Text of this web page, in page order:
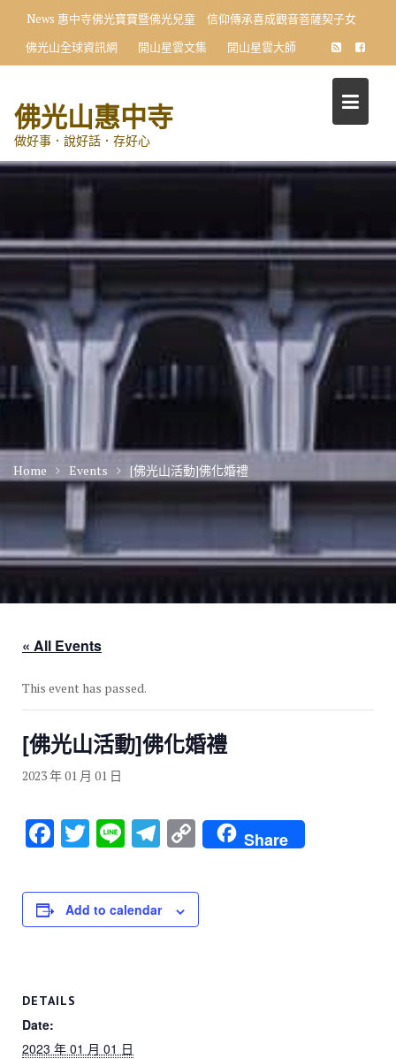
content
News 惠中寺佛光寶寶暨佛光兒童 信仰傳承喜成觀音菩薩契子女
佛光山全球資訊網
開山星雲文集 開山星雲大師
佛光山惠中寺
做好事．說好話．存好心
Home Events [佛光山活動]佛化婚禮
« All Events
This event has passed.
[佛光山活動]佛化婚禮
2023 年 01 月 01 日
F
c
e
o
k
T
tt
er
Li
e
T
e
gr
C
o
p
y
Share
Add to calendar
DETAILS
Date:
2023 年 01 月 01 日